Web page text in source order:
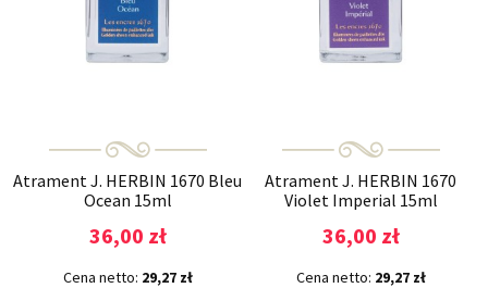
Atrament J. HERBIN 1670 Bleu
Ocean 15ml
36,00 zł
Cena netto: 29,27 zł
Atrament J. HERBIN 1670
Violet Imperial 15ml
36,00 zł
Cena netto: 29,27 zł